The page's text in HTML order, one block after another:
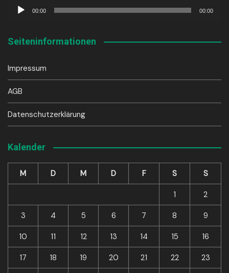
Audio-
00:00 00:00
Seiteninformationen
Impressum
AGB
Datenschutzerklärung
Kalender
M D M D F S S
1 2
3 4 5 6 7 8 9
10 11 12 13 14 15 16
17 18 19 20 21 22 23